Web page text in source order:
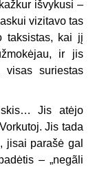
išvykusi –
vizitavo tas
taksistas, kai jį
ir jis
suriestas
Jis atėjo
Jis tada
jisai parašė gal
– „negãli